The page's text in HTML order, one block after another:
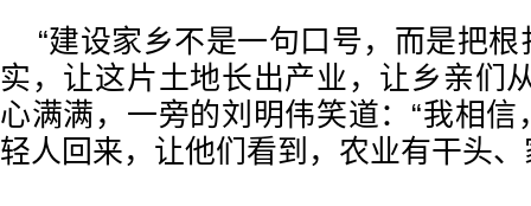
“建设家乡不是一句口号，而是把
实，让这片土地长出产业，让乡亲们
心满满，一旁的刘明伟笑道：“我相
轻人回来，让他们看到，农业有干头、